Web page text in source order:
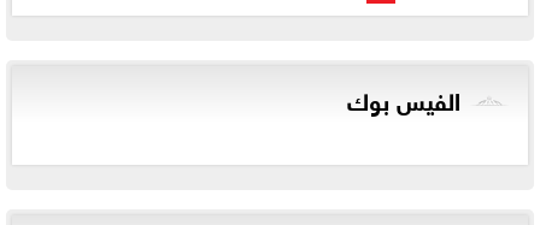
الفيس بوك